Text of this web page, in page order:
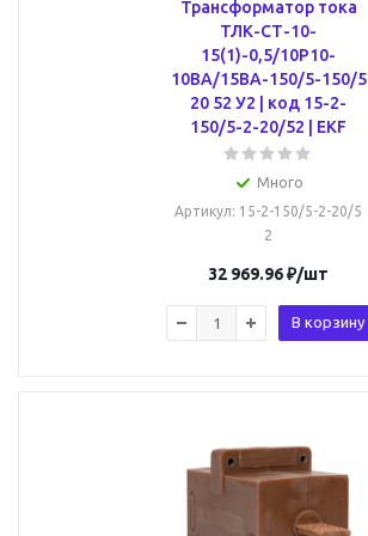
Трансформатор тока
ТЛК-СТ-10-
15(1)-0,5/10Р10-
10ВА/15ВА-150/5-150/5
20 52 У2 | код 15-2-
150/5-2-20/52 | EKF
Много
Артикул: 15-2-150/5-2-20/5
2
32 969.96₽/шт
В корзину